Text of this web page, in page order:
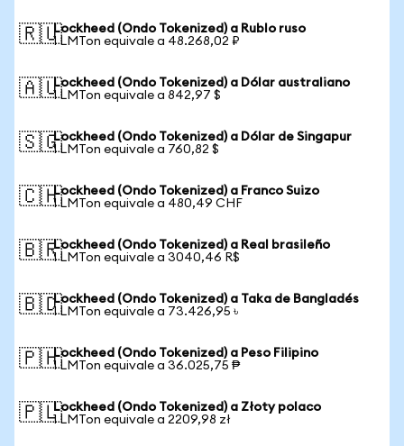
🇷🇺Lockheed (Ondo Tokenized) a Rublo ruso
1 LMTon equivale a 48.268,02 ₽
🇦🇺Lockheed (Ondo Tokenized) a Dólar australiano
1 LMTon equivale a 842,97 $
🇸🇬Lockheed (Ondo Tokenized) a Dólar de Singapur
1 LMTon equivale a 760,82 $
🇨🇭Lockheed (Ondo Tokenized) a Franco Suizo
1 LMTon equivale a 480,49 CHF
🇧🇷Lockheed (Ondo Tokenized) a Real brasileño
1 LMTon equivale a 3040,46 R$
🇧🇩Lockheed (Ondo Tokenized) a Taka de Bangladés
1 LMTon equivale a 73.426,95 ৳
🇵🇭Lockheed (Ondo Tokenized) a Peso Filipino
1 LMTon equivale a 36.025,75 ₱
🇵🇱Lockheed (Ondo Tokenized) a Złoty polaco
1 LMTon equivale a 2209,98 zł